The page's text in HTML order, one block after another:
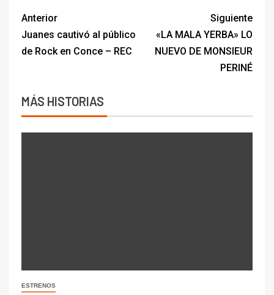
Anterior
Juanes cautivó al público
de Rock en Conce – REC
Siguiente
«LA MALA YERBA» LO
NUEVO DE MONSIEUR
PERINÉ
MÁS HISTORIAS
ESTRENOS